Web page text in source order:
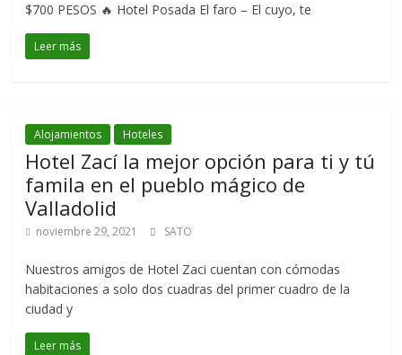
$700 PESOS 🔥 Hotel Posada El faro – El cuyo, te
Leer más
Alojamientos Hoteles
Hotel Zací la mejor opción para ti y tú
famila en el pueblo mágico de
Valladolid
noviembre 29, 2021 SATO
Nuestros amigos de Hotel Zaci cuentan con cómodas
habitaciones a solo dos cuadras del primer cuadro de la
ciudad y
Leer más